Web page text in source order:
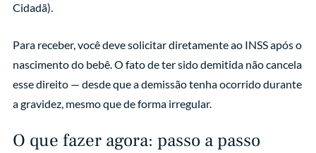
Cidadã).
Para receber, você deve solicitar diretamente ao INSS após o
nascimento do bebê. O fato de ter sido demitida não cancela
esse direito — desde que a demissão tenha ocorrido durante
a gravidez, mesmo que de forma irregular.
O que fazer agora: passo a passo